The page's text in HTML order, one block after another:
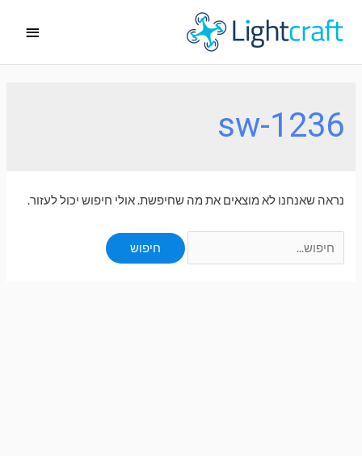
לתוכן
ראשי
sw-1236
נראה שאנחנו לא מוצאים את מה שחיפשת. אולי חיפוש יכול לעזור.
for: